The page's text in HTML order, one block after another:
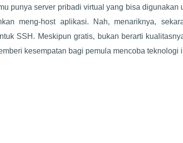
punya server pribadi virtual yang bisa digunakan
meng-host aplikasi. Nah, menariknya,
SSH. Meskipun gratis, bukan berarti
kesempatan bagi pemula mencoba teknologi